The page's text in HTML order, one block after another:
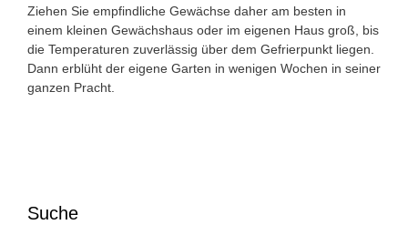
Ziehen Sie empfindliche Gewächse daher am besten in
einem kleinen Gewächshaus oder im eigenen Haus groß, bis
die Temperaturen zuverlässig über dem Gefrierpunkt liegen.
Dann erblüht der eigene Garten in wenigen Wochen in seiner
ganzen Pracht.
Suche